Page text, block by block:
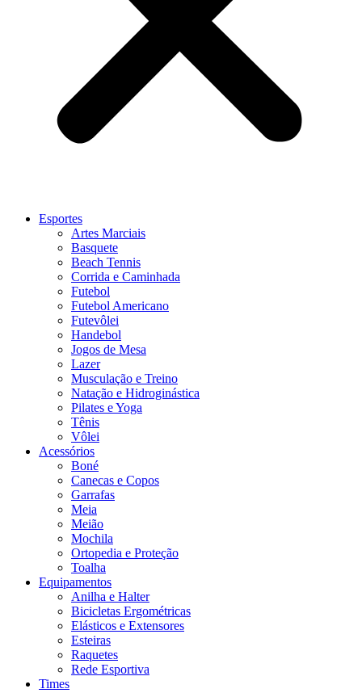
Esportes
Artes Marciais
Basquete
Beach Tennis
Corrida e Caminhada
Futebol
Futebol Americano
Futevôlei
Handebol
Jogos de Mesa
Lazer
Musculação e Treino
Natação e Hidroginástica
Pilates e Yoga
Tênis
Vôlei
Acessórios
Boné
Canecas e Copos
Garrafas
Meia
Meião
Mochila
Ortopedia e Proteção
Toalha
Equipamentos
Anilha e Halter
Bicicletas Ergométricas
Elásticos e Extensores
Esteiras
Raquetes
Rede Esportiva
Times